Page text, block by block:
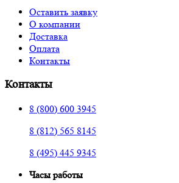
Оставить заявку
О компании
Доставка
Оплата
Контакты
Контакты
8 (800) 600 3945
8 (812) 565 8145
8 (495) 445 9345
Часы работы